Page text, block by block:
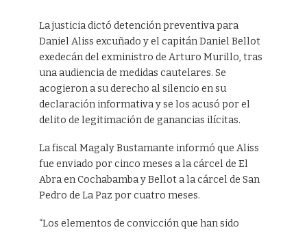
La justicia dictó detención preventiva para
Daniel Aliss excuñado y el capitán Daniel Bellot
exedecán del exministro de Arturo Murillo, tras
una audiencia de medidas cautelares. Se
acogieron a su derecho al silencio en su
declaración informativa y se los acusó por el
delito de legitimación de ganancias ilícitas.
La fiscal Magaly Bustamante informó que Aliss
fue enviado por cinco meses a la cárcel de El
Abra en Cochabamba y Bellot a la cárcel de San
Pedro de La Paz por cuatro meses.
“Los elementos de convicción que han sido